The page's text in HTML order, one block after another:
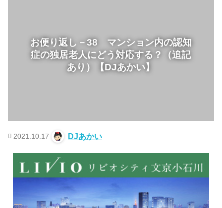
お便り返し－38 マンション内の認知
症の独居老人にどう対応する？（追記
あり）【DJあかい】
2021.10.17 DJあかい